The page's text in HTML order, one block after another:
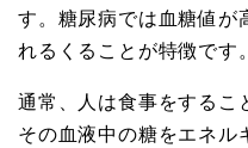
す。糖尿病では血糖値が
れるくることが特徴です。
通常、人は食事をするこ
その血液中の糖をエネル